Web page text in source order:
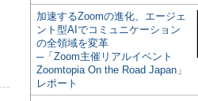
加速するZoomの進化、エージェ
ント型AIでコミュニケーション
の全領域を変革
─「Zoom主催リアルイベント
Zoomtopia On the Road Japan」
レポート